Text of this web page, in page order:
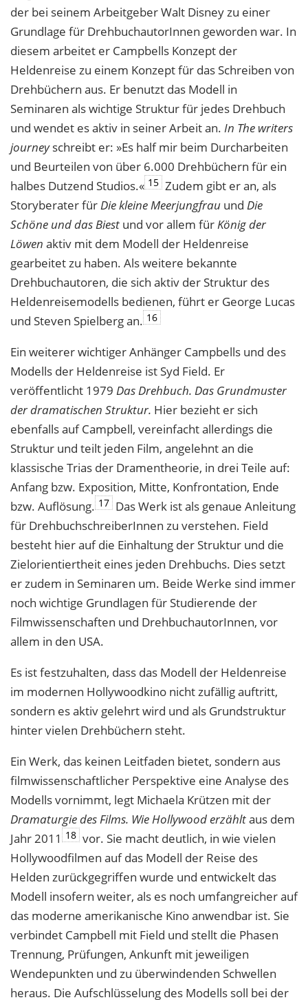
der bei seinem Arbeitgeber Walt Disney zu einer
Grundlage für DrehbuchautorInnen geworden war. In
diesem arbeitet er Campbells Konzept der
Heldenreise zu einem Konzept für das Schreiben von
Drehbüchern aus. Er benutzt das Modell in
Seminaren als wichtige Struktur für jedes Drehbuch
und wendet es aktiv in seiner Arbeit an. In The writers
journeyschreibt er: »Es half mir beim Durcharbeiten
und Beurteilen von über 6.000 Drehbüchern für ein
halbes Dutzend Studios.« 15 Zudem gibt er an, als
Storyberater fürDie kleine Meerjungfrau und Die
Schöne und das Biest und vor allem fürKönig der
Löwen aktiv mit dem Modell der Heldenreise
gearbeitet zu haben. Als weitere bekannte
Drehbuchautoren, die sich aktiv der Struktur des
Heldenreisemodells bedienen, führt er George Lucas
und Steven Spielberg an. 16
Ein weiterer wichtiger Anhänger Campbells und des
Modells der Heldenreise ist Syd Field. Er
veröffentlicht 1979 Das Drehbuch. Das Grundmuster
der dramatischen Struktur. Hier bezieht er sich
ebenfalls auf Campbell, vereinfacht allerdings die
Struktur und teilt jeden Film, angelehnt an die
klassische Trias der Dramentheorie, in drei Teile auf:
Anfang bzw. Exposition, Mitte, Konfrontation, Ende
bzw. Auflösung. 17 Das Werk ist als genaue Anleitung
für DrehbuchschreiberInnen zu verstehen. Field
besteht hier auf die Einhaltung der Struktur und die
Zielorientiertheit eines jeden Drehbuchs. Dies setzt
er zudem in Seminaren um. Beide Werke sind immer
noch wichtige Grundlagen für Studierende der
Filmwissenschaften und DrehbuchautorInnen, vor
allem in den USA.
Es ist festzuhalten, dass das Modell der Heldenreise
im modernen Hollywoodkino nicht zufällig auftritt,
sondern es aktiv gelehrt wird und als Grundstruktur
hinter vielen Drehbüchern steht.
Ein Werk, das keinen Leitfaden bietet, sondern aus
filmwissenschaftlicher Perspektive eine Analyse des
Modells vornimmt, legt Michaela Krützen mit der
Dramaturgie des Films. Wie Hollywood erzähltaus dem
Jahr 2011 18 vor. Sie macht deutlich, in wie vielen
Hollywoodfilmen auf das Modell der Reise des
Helden zurückgegriffen wurde und entwickelt das
Modell insofern weiter, als es noch umfangreicher auf
das moderne amerikanische Kino anwendbar ist. Sie
verbindet Campbell mit Field und stellt die Phasen
Trennung, Prüfungen, Ankunft mit jeweiligen
Wendepunkten und zu überwindenden Schwellen
heraus. Die Aufschlüsselung des Modells soll bei der